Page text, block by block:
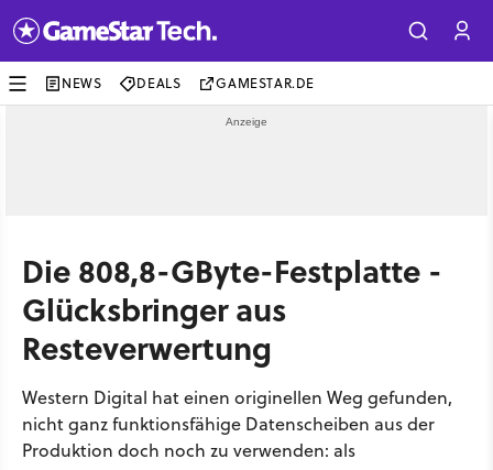
NEWS DEALS GAMESTAR.DE
Die 808,8-GByte-Festplatte -
Glücksbringer aus
Resteverwertung
Western Digital hat einen originellen Weg gefunden,
nicht ganz funktionsfähige Datenscheiben aus der
Produktion doch noch zu verwenden: als